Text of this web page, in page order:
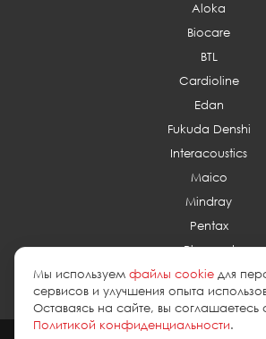
Aloka
Biocare
BTL
Cardioline
Edan
Fukuda Denshi
Interacoustics
Maico
Mindray
Pentax
Planmed
Мы используем файлы cookie для
сервисов и улучшения опыта
Оставаясь на сайте, вы
Политикой конфиденциальности.